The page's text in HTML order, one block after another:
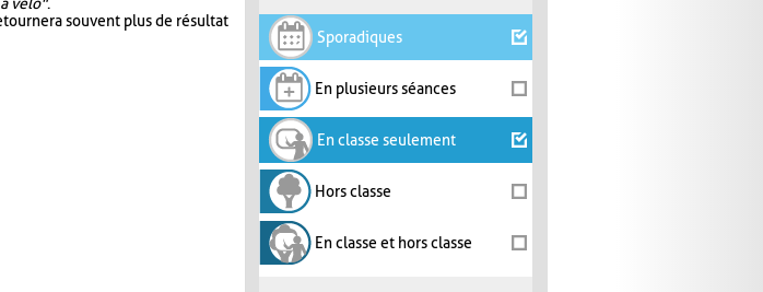
Sporadiques
En plusieurs séances
En classe seulement
Hors classe
En classe et hors classe
vélo".
souvent plus de résultat